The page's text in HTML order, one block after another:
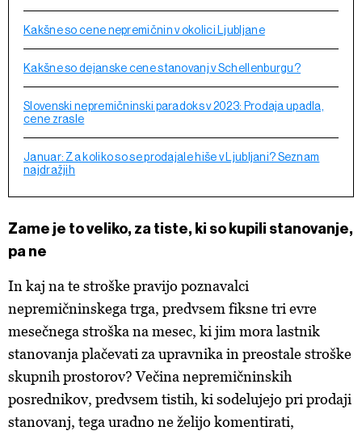
Kakšne so cene nepremičnin v okolici Ljubljane
Kakšne so dejanske cene stanovanj v Schellenburgu?
Slovenski nepremičninski paradoks v 2023: Prodaja upadla,
cene zrasle
Januar: Za koliko so se prodajale hiše v Ljubljani? Seznam
najdražjih
Zame je to veliko, za tiste, ki so kupili stanovanje,
pa ne
In kaj na te stroške pravijo poznavalci
nepremičninskega trga, predvsem fiksne tri evre
mesečnega stroška na mesec, ki jim mora lastnik
stanovanja plačevati za upravnika in preostale stroške
skupnih prostorov? Večina nepremičninskih
posrednikov, predvsem tistih, ki sodelujejo pri prodaji
stanovanj, tega uradno ne želijo komentirati,